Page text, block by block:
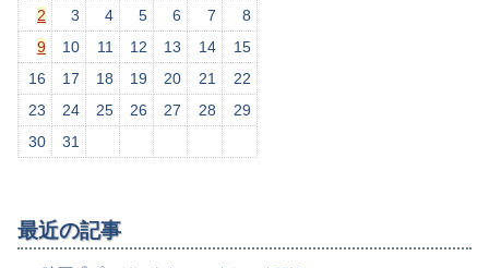
2
3 4 5 6 7
8
9
10 11 12 13 14
15
16
17 18 19 20 21
22
23
24 25 26 27 28
29
30
31
最近の記事